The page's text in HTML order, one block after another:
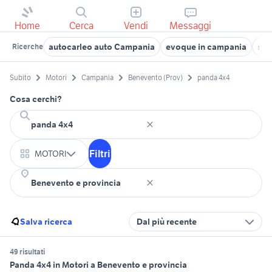
Home Cerca Vendi Messaggi
Ricerche autocarleo auto Campania evoque in campania
Subito Motori Campania Benevento (Prov) panda 4x4
Cosa cerchi?
MOTORI Filtri
Salva ricerca Dal più recente
49 risultati
Panda 4x4 in Motori a Benevento e provincia